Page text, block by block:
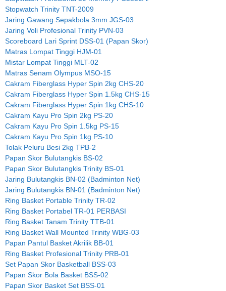
Stopwatch Trinity TNT-2009
Jaring Gawang Sepakbola 3mm JGS-03
Jaring Voli Profesional Trinity PVN-03
Scoreboard Lari Sprint DSS-01 (Papan Skor)
Matras Lompat Tinggi HJM-01
Mistar Lompat Tinggi MLT-02
Matras Senam Olympus MSO-15
Cakram Fiberglass Hyper Spin 2kg CHS-20
Cakram Fiberglass Hyper Spin 1.5kg CHS-15
Cakram Fiberglass Hyper Spin 1kg CHS-10
Cakram Kayu Pro Spin 2kg PS-20
Cakram Kayu Pro Spin 1.5kg PS-15
Cakram Kayu Pro Spin 1kg PS-10
Tolak Peluru Besi 2kg TPB-2
Papan Skor Bulutangkis BS-02
Papan Skor Bulutangkis Trinity BS-01
Jaring Bulutangkis BN-02 (Badminton Net)
Jaring Bulutangkis BN-01 (Badminton Net)
Ring Basket Portable Trinity TR-02
Ring Basket Portabel TR-01 PERBASI
Ring Basket Tanam Trinity TTB-01
Ring Basket Wall Mounted Trinity WBG-03
Papan Pantul Basket Akrilik BB-01
Ring Basket Profesional Trinity PRB-01
Set Papan Skor Basketball BSS-03
Papan Skor Bola Basket BSS-02
Papan Skor Basket Set BSS-01